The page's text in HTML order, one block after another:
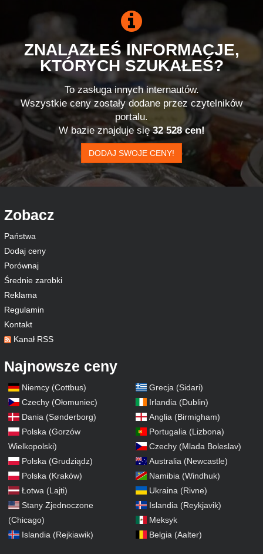
ZNALAZŁEŚ INFORMACJE,
KTÓRYCH SZUKAŁEŚ?
To zasługa innych internautów.
Wszystkie ceny zostały dodane przez czytelników
portalu.
W bazie znajduje się32 528 cen!
DODAJ SWOJE CENY!
Zobacz
Państwa
Dodaj ceny
Porównaj
Średnie zarobki
Reklama
Regulamin
Kontakt
Kanał RSS
Najnowsze ceny
Niemcy (Cottbus)
Czechy (Ołomuniec)
Dania (Sønderborg)
Polska (Gorzów
Wielkopolski)
Polska (Grudziądz)
Polska (Kraków)
Łotwa (Lajti)
Stany Zjednoczone
(Chicago)
Islandia (Rejkiawik)
Grecja (Sidari)
Irlandia (Dublin)
Anglia (Birmigham)
Portugalia (Lizbona)
Czechy (Mlada Boleslav)
Australia (Newcastle)
Namibia (Windhuk)
Ukraina (Rivne)
Islandia (Reykjavik)
Meksyk
Belgia (Aalter)